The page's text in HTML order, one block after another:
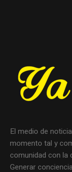
El medio de
momento tal y
comunidad con la
Generar